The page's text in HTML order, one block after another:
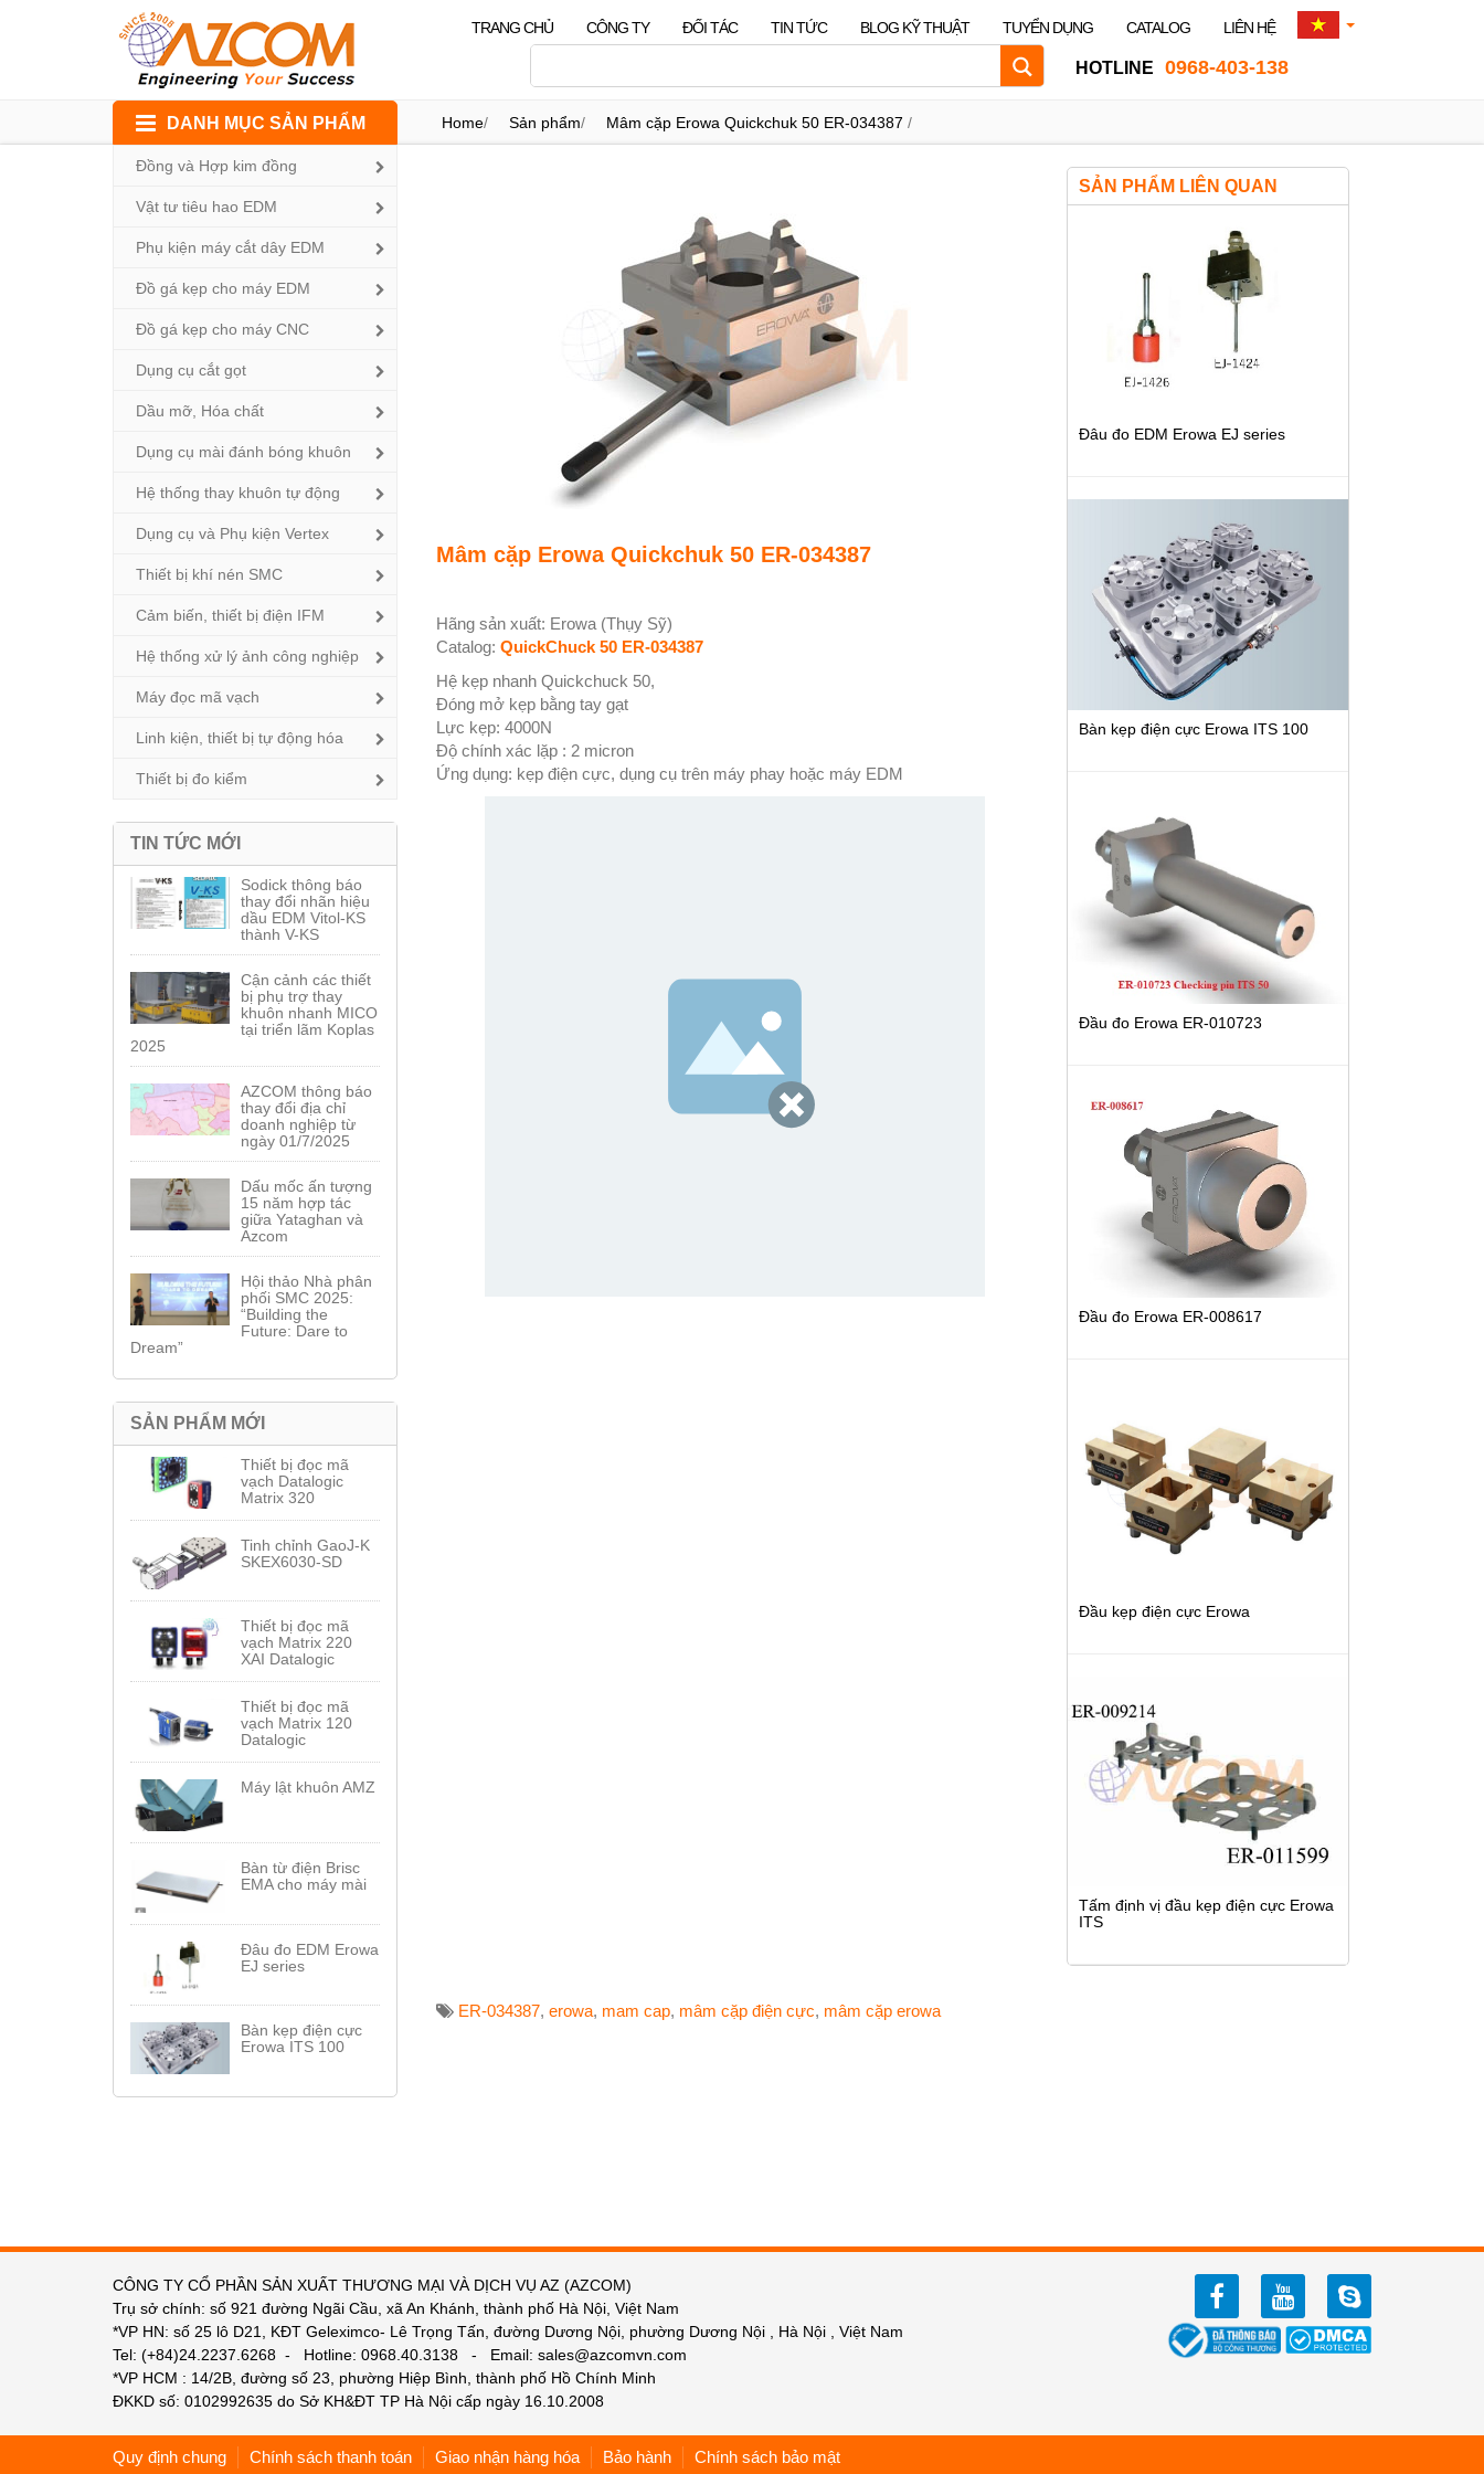
content
TRANG CHỦ CÔNG TY ĐỐI TÁC TIN TỨC BLOG KỸ THUẬT TUYỂN DỤNG CATALOG LIÊN HỆ
HOTLINE 0968-403-138
Home/ Sản phẩm/ Mâm cặp Erowa Quickchuk 50 ER-034387 /
DANH MỤC SẢN PHẨM
Đồng và Hợp kim đồng
Vật tư tiêu hao EDM
Phụ kiện máy cắt dây EDM
Đồ gá kẹp cho máy EDM
Đồ gá kẹp cho máy CNC
Dụng cụ cắt gọt
Dầu mỡ, Hóa chất
Dụng cụ mài đánh bóng khuôn
Hệ thống thay khuôn tự động
Dụng cụ và Phụ kiện Vertex
Thiết bị khí nén SMC
Cảm biến, thiết bị điện IFM
Hệ thống xử lý ảnh công nghiệp
Máy đọc mã vạch
Linh kiện, thiết bị tự động hóa
Thiết bị đo kiểm
TIN TỨC MỚI
Sodick thông báo
thay đổi nhãn hiệu
dầu EDM Vitol-KS
thành V-KS
Cận cảnh các thiết
bị phụ trợ thay
khuôn nhanh MICO
tại triển lãm Koplas
2025
AZCOM thông báo
thay đổi địa chỉ
doanh nghiệp từ
ngày 01/7/2025
Dấu mốc ấn tượng
15 năm hợp tác
giữa Yataghan và
Azcom
Hội thảo Nhà phân
phối SMC 2025:
“Building the
Future: Dare to
Dream”
SẢN PHẨM MỚI
Thiết bị đọc mã
vạch Datalogic
Matrix 320
Tinh chỉnh GaoJ-K
SKEX6030-SD
Thiết bị đọc mã
vạch Matrix 220
XAI Datalogic
Thiết bị đọc mã
vạch Matrix 120
Datalogic
Máy lật khuôn AMZ
Bàn từ điện Brisc
EMA cho máy mài
Đâu đo EDM Erowa
EJ series
Bàn kẹp điện cực
Erowa ITS 100
Mâm cặp Erowa Quickchuk 50 ER-034387
Hãng sản xuất: Erowa (Thụy Sỹ)
Catalog: QuickChuck 50 ER-034387
Hệ kẹp nhanh Quickchuck 50,
Đóng mở kẹp bằng tay gạt
Lực kẹp: 4000N
Độ chính xác lặp : 2 micron
Ứng dụng: kẹp điện cực, dụng cụ trên máy phay hoặc máy EDM
SẢN PHẨM LIÊN QUAN
Đâu đo EDM Erowa EJ series
Bàn kẹp điện cực Erowa ITS 100
Đầu đo Erowa ER-010723
Đầu đo Erowa ER-008617
Đầu kẹp điện cực Erowa
Tấm định vị đầu kẹp điện cực Erowa
ITS
ER-034387, erowa, mam cap, mâm cặp điện cực, mâm cặp erowa
CÔNG TY CỔ PHẦN SẢN XUẤT THƯƠNG MẠI VÀ DỊCH VỤ AZ (AZCOM)
Trụ sở chính: số 921 đường Ngãi Cầu, xã An Khánh, thành phố Hà Nội, Việt Nam
*VP HN: số 25 lô D21, KĐT Geleximco- Lê Trọng Tấn, đường Dương Nội, phường Dương Nội , Hà Nội , Việt Nam
Tel: (+84)24.2237.6268 - Hotline: 0968.40.3138 - Email: sales@azcomvn.com
*VP HCM : 14/2B, đường số 23, phường Hiệp Bình, thành phố Hồ Chính Minh
ĐKKD số: 0102992635 do Sở KH&ĐT TP Hà Nội cấp ngày 16.10.2008
facebookyoutube zalo
Quy định chung Chính sách thanh toán Giao nhận hàng hóa Bảo hành Chính sách bảo mật